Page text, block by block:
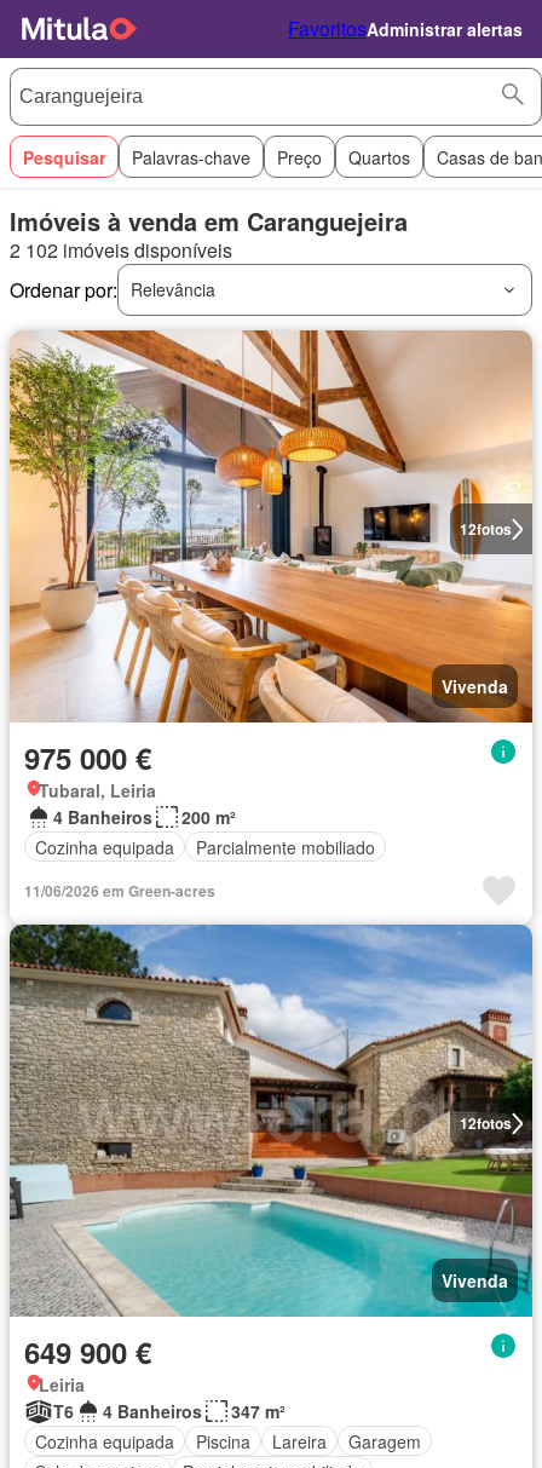
FavoritosAdministrar alertas
Pesquisar Palavras-chave Preço Quartos Casas de
Imóveis à venda em Caranguejeira
2 102 imóveis disponíveis
Ordenar por:
Relevância
12fotos
Vivenda
975 000 €
Tubaral, Leiria
4 Banheiros
200 m²
Cozinha equipada
Parcialmente mobiliado
11/06/2026 em Green-acres
12fotos
Vivenda
649 900 €
Leiria
T6
4 Banheiros
347 m²
Cozinha equipada
Piscina Lareira
Garagem